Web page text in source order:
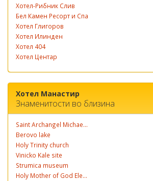
Хотел-Рибник Слив
Бел Камен Ресорт и Спа
Хотел Глигоров
Хотел Илинден
Хотел 404
Хотел Центар
Хотел Манастир
Знаменитости во близина
Saint Archangel Michae...
Berovo lake
Holy Trinity church
Vinicko Kale site
Strumica museum
Holy Mother of God Ele...